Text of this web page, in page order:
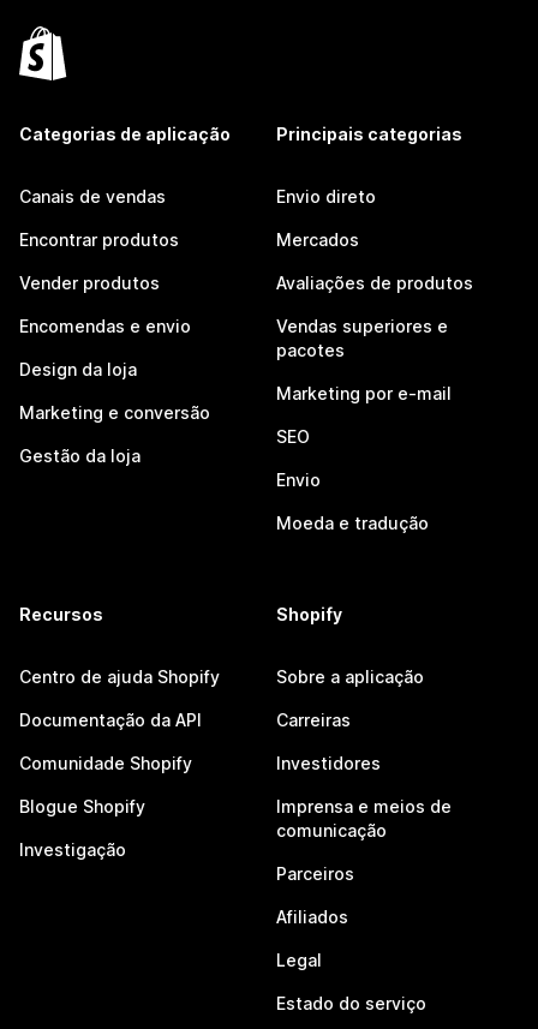
Categorias de aplicação
Canais de vendas
Encontrar produtos
Vender produtos
Encomendas e envio
Design da loja
Marketing e conversão
Gestão da loja
Principais categorias
Envio direto
Mercados
Avaliações de produtos
Vendas superiores e
pacotes
Marketing por e-mail
SEO
Envio
Moeda e tradução
Recursos
Centro de ajuda Shopify
Documentação da API
Comunidade Shopify
Blogue Shopify
Investigação
Shopify
Sobre a aplicação
Carreiras
Investidores
Imprensa e meios de
comunicação
Parceiros
Afiliados
Legal
Estado do serviço